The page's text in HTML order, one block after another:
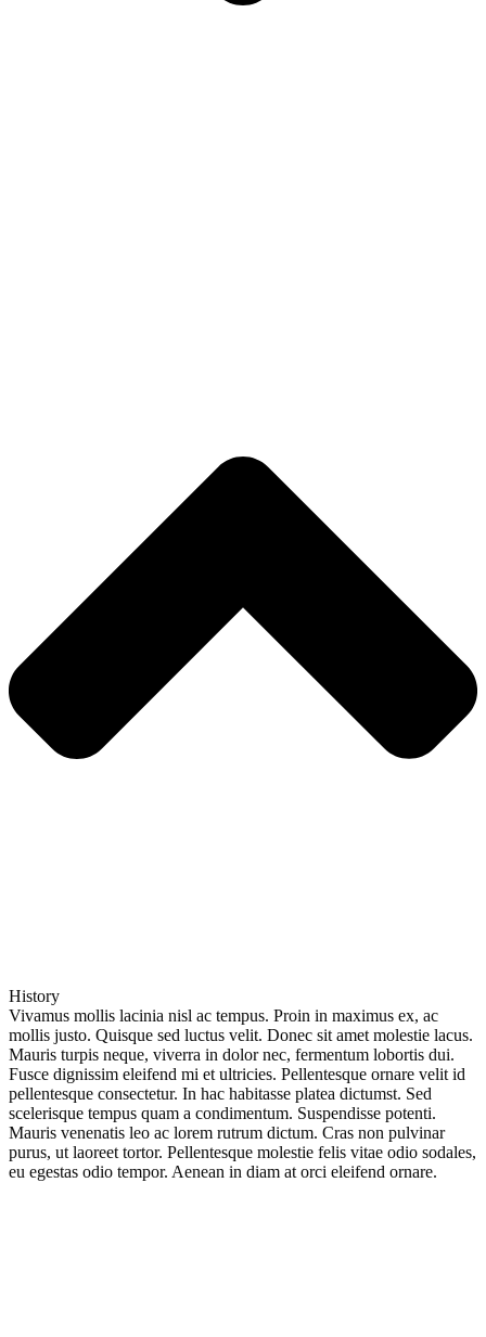
History
Vivamus mollis lacinia nisl ac tempus. Proin in maximus ex, ac
mollis justo. Quisque sed luctus velit. Donec sit amet molestie lacus.
Mauris turpis neque, viverra in dolor nec, fermentum lobortis dui.
Fusce dignissim eleifend mi et ultricies. Pellentesque ornare velit id
pellentesque consectetur. In hac habitasse platea dictumst. Sed
scelerisque tempus quam a condimentum. Suspendisse potenti.
Mauris venenatis leo ac lorem rutrum dictum. Cras non pulvinar
purus, ut laoreet tortor. Pellentesque molestie felis vitae odio sodales,
eu egestas odio tempor. Aenean in diam at orci eleifend ornare.